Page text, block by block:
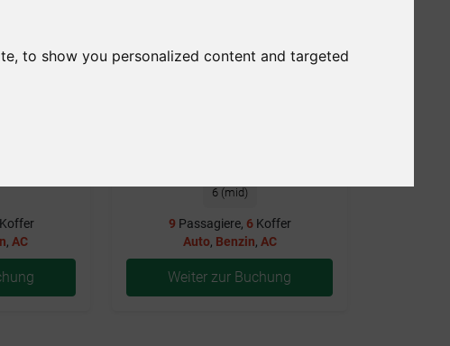
, AC
6 (mid)
9 Passagiere, 6Koffer
Auto, Benzin, AC
Weiter zur Buchung
to show you personalized content and targeted